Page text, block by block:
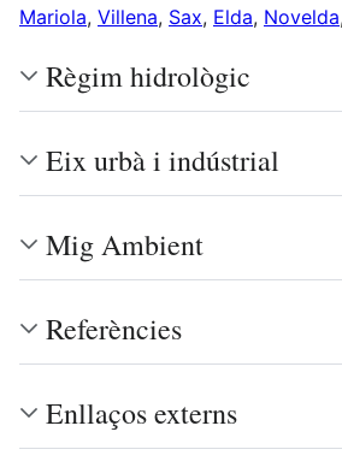
Mariola, Villena, Sax, Elda, Novelda,
Règim hidrològic
Eix urbà i indústrial
Mig Ambient
Referències
Enllaços externs